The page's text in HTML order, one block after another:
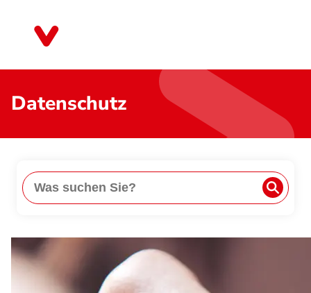
Datenschutz